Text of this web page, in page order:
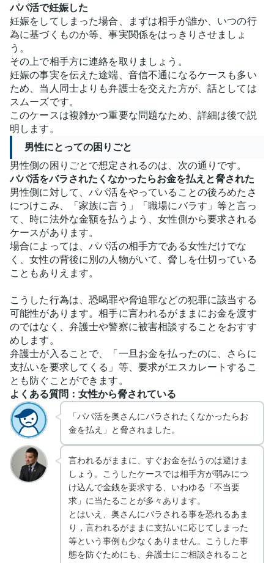
パパ活で妊娠した
妊娠をしてしまった場合、まずは相手が誰か、いつの行
為に基づくものか等、事実関係をはっきりさせましょ
う。
その上で相手方に連絡を取りましょう。
妊娠の事実を伝えた途端、音信不通になるケースも多い
ため、当人同士よりも弁護士を交えた方が、話としては
スムーズです。
このケースは複雑かつ重要な問題なため、詳細は後で説
明します。
男性にとっての困りごと
男性側の困りごとで想定されるのは、次の通りです。
パパ活をバラされたくなかったらお金を払えと脅された
男性側に対して、パパ活をやっていることの後ろめたさ
につけこみ、「家族に言う」「職場にバラす」等と言っ
て、時に法外な金額を払うよう、女性側から要求される
ケースがあります。
場合によっては、パパ活の相手方である女性だけでな
く、女性の背後に別の人物がいて、脅しを仕切っている
こともありえます。
こうした行為は、恐喝罪や脅迫罪などの犯罪に該当する
可能性があります。相手に言われるがままにお金を渡す
のではなく、弁護士や警察に被害相談することをおすす
めします。
弁護士が入ることで、「一旦お金を払ったのに、さらに
支払いを要求してくる」等、要求がエスカレートするこ
とも防ぐことができます。
よくある質問：女性から脅されている
「パパ活を奥さんにバラされたくなかったらお
金を払え」と脅されました。
言われるがままに、すぐお金を払うのは避けま
しょう。こうしたケースでは相手方が弱みにつ
け込んで金銭を要求する、いわゆる「不当要
求」に当たることが多々あります。
とはいえ、奥さんにバラされる事を恐れるあま
り，言われるがままに支払いに応じてしまった
等という事例も少なくありません。こうした事
態を防ぐためにも、弁護士にご相談されること